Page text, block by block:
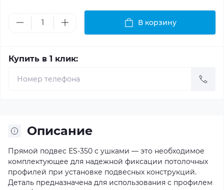
В корзину
Купить в 1 клик:
Описание
Прямой подвес ES-350 с ушками — это необходимое
комплектующее для надежной фиксации потолочных
профилей при установке подвесных конструкций.
Деталь предназначена для использования с профилем